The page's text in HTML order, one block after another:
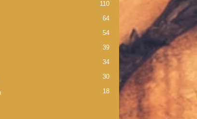
110
64
54
39
34
30
18